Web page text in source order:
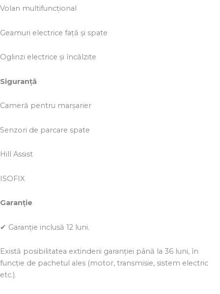
Volan multifuncțional
Geamuri electrice față și spate
Oglinzi electrice și încălzite
Siguranță
Cameră pentru marșarier
Senzori de parcare spate
Hill Assist
ISOFIX
Garanție
✔ Garanție inclusă 12 luni.
Există posibilitatea extinderii garanției până la 36 luni, în
funcție de pachetul ales (motor, transmisie, sistem electric
etc.).